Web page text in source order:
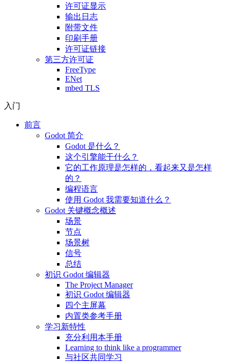
许可证显示
输出日志
附带文件
印刷手册
许可证链接
第三方许可证
FreeType
ENet
mbed TLS
入门
前言
Godot 简介
Godot 是什么？
这个引擎能干什么？
它的工作原理是怎样的，看起来又是怎样
的？
编程语言
使用 Godot 我需要知道什么？
Godot 关键概念概述
场景
节点
场景树
信号
总结
初识 Godot 编辑器
The Project Manager
初识 Godot 编辑器
四个主屏幕
内置类参考手册
学习新特性
充分利用本手册
Learning to think like a programmer
与社区共同学习